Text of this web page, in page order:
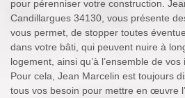
pour pérenniser votre construction.
Candillargues 34130, vous présente
vous permet, de stopper toutes
dans votre bâti, qui peuvent nuire à
logement, ainsi qu’à l’ensemble de
Pour cela, Jean Marcelin est toujours
tous vos besoin pour mettre en œuvre